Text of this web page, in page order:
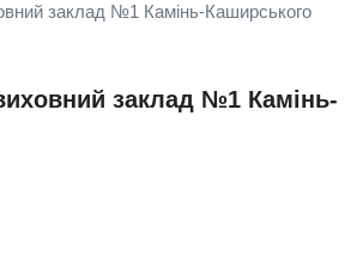
заклад №1 Камінь-Каширського
заклад №1 Камінь-